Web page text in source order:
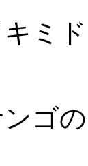
ミ
ゴ